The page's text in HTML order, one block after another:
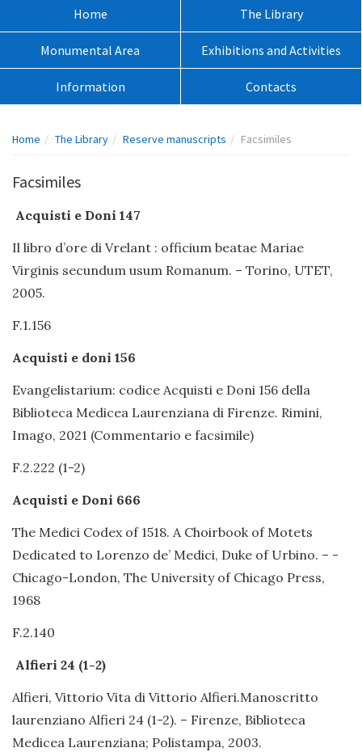
Home The Library
Monumental Area Exhibitions and Activities
Information Contacts
Percorso
Home The Library Reserve manuscripts Facsimiles
Facsimiles
Acquisti e Doni 147
Il libro d’ore di Vrelant : officium beatae Mariae
Virginis secundum usum Romanum. – Torino, UTET,
2005.
F.1.156
Acquisti e doni 156
Evangelistarium: codice Acquisti e Doni 156 della
Biblioteca Medicea Laurenziana di Firenze. Rimini,
Imago, 2021 (Commentario e facsimile)
F.2.222 (1-2)
Acquisti e Doni 666
The Medici Codex of 1518. A Choirbook of Motets
Dedicated to Lorenzo de’ Medici, Duke of Urbino. – -
Chicago-London, The University of Chicago Press,
1968
F.2.140
Alfieri 24 (1-2)
Alfieri, Vittorio Vita di Vittorio Alfieri.Manoscritto
laurenziano Alfieri 24 (1-2). – Firenze, Biblioteca
Medicea Laurenziana; Polistampa, 2003.